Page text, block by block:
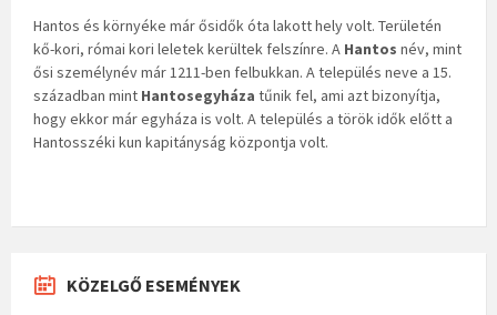
Hantos és környéke már ősidők óta lakott hely volt. Területén
kő-kori, római kori leletek kerültek felszínre. A Hantos név, mint
ősi személynév már 1211-ben felbukkan. A település neve a 15.
században mint Hantosegyháza tűnik fel, ami azt bizonyítja,
hogy ekkor már egyháza is volt. A település a török idők előtt a
Hantosszéki kun kapitányság központja volt.
KÖZELGŐ ESEMÉNYEK